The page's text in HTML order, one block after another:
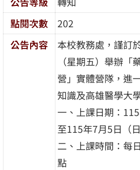
點閱次數
202
公告內容
本校教務處，謹訂
（星期五）舉辦「
營」實體營隊，進
知識及高雄醫學大
一、上課日期：115
至115年7月5日（日
二、上課時間：每
點